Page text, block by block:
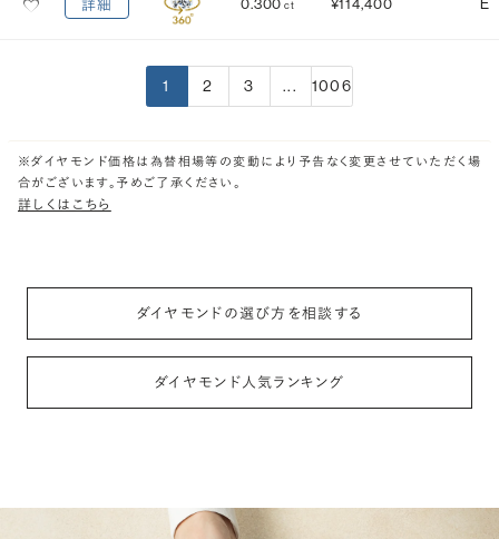
詳細 0.300 ct ¥114,400 E
1 2 3 ... 1006
※ダイヤモンド価格は為替相場等の変動により予告なく変更させていただく場
合がございます。予めご了承ください。
詳しくはこちら
ダイヤモンドの選び方を相談する
ダイヤモンド人気ランキング